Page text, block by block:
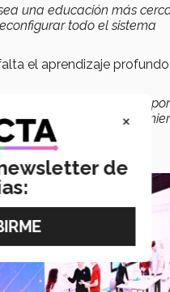
una educación más
todo el sistema
el aprendizaje
con lo superficial,
realmente estamos×
de